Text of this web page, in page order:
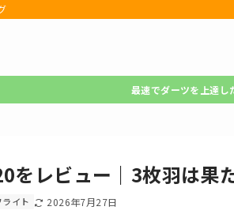
最速でダーツを上達し
をレビュー｜3枚羽は果
イト 2026年7月27日